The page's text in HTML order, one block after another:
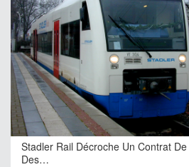
Stadler Rail Décroche Un Contrat
Des…